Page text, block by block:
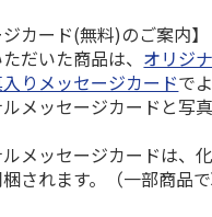
ジカード(無料)のご案内】
だいた商品は、 オリジ
りメッセージカードで
メッセージカードと写
メッセージカードは、
されます。（一部商品